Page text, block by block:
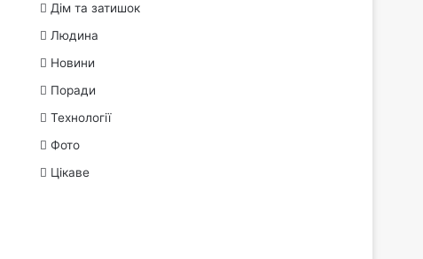
Дім та затишок
Людина
Новини
Поради
Технології
Фото
Цікаве